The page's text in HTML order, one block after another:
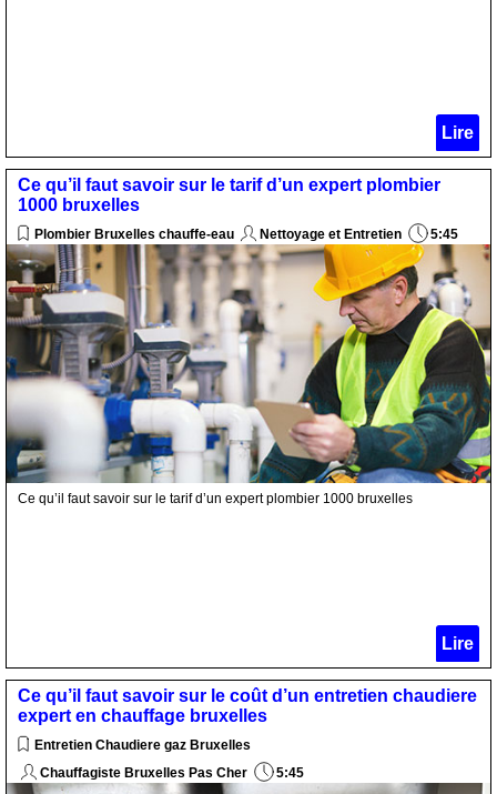
Lire
Ce qu’il faut savoir sur le tarif d’un expert plombier
1000 bruxelles
Plombier Bruxelles chauffe-eau Nettoyage et Entretien 5:45
Ce qu’il faut savoir sur le tarif d’un expert plombier 1000 bruxelles
Lire
Ce qu’il faut savoir sur le coût d’un entretien chaudiere
expert en chauffage bruxelles
Entretien Chaudiere gaz Bruxelles
Chauffagiste Bruxelles Pas Cher
5:45